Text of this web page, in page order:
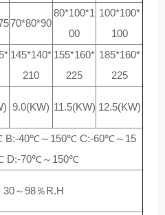
70*80*90
80*100*1
00
100*100*
100
145*140*
210
155*160*
225
185*160*
225
9.0(KW) 11.5(KW) 12.5(KW)
B:-40℃～150℃ C:-60℃～15
D:-70℃～150℃
30～98％R.H